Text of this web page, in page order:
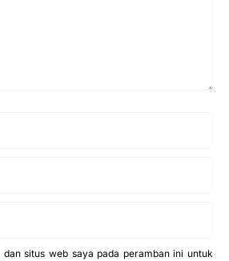
dan situs web saya pada peramban ini untuk